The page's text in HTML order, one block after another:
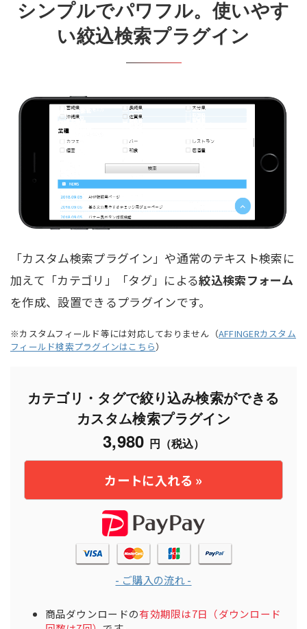
シンプルでパワフル。使いやす
い絞込検索プラグイン
「カスタム検索プラグイン」や通常のテキスト検索に
加えて「カテゴリ」「タグ」による絞込検索フォーム
を作成、設置できるプラグインです。
※カスタムフィールド等には対応しておりません（AFFINGERカスタム
フィールド検索プラグインはこちら）
カテゴリ・タグで絞り込み検索ができる
カスタム検索プラグイン
3,980 円（税込）
- ご購入の流れ -
商品ダウンロードの有効期限は7日（ダウンロード